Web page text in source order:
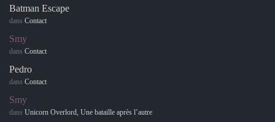
Batman Escape
dans Contact
Smy
dans Contact
Pedro
dans Contact
Smy
dans Unicorn Overlord, Une bataille après l’autre